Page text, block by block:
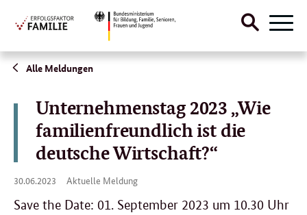
Direktlink:
Suche
Alle Meldungen
Unternehmenstag 2023 „Wie
familienfreundlich ist die
deutsche Wirtschaft?“
30.06.2023
30.
2023
Aktuelle Meldung
Save the Date: 01. September 2023 um 10.30 Uhr